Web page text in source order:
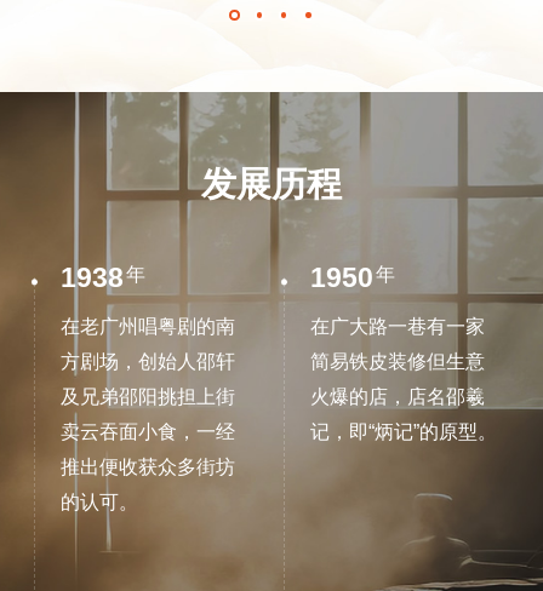
发展历程
1938年
在老广州唱粤剧的南
方剧场，创始人邵轩
及兄弟邵阳挑担上街
卖云吞面小食，一经
推出便收获众多街坊
的认可。
1950年
在广大路一巷有一家
简易铁皮装修但生意
火爆的店，店名邵羲
记，即“炳记”的原型。